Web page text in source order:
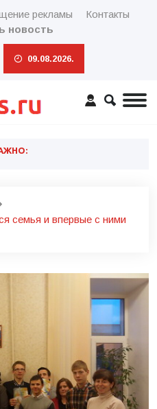
рекламы
Контакты
новость
09.08.2026.
семья и впервые с ними